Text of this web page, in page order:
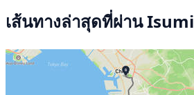
เส้นทางล่าสุดที่ผ่าน Isumi